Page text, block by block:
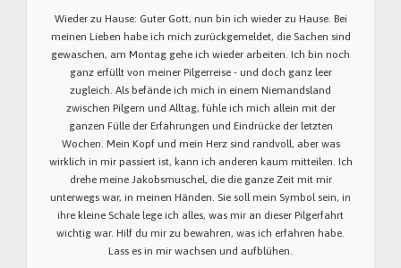
Wieder zu Hause: Guter Gott, nun bin ich wieder zu Hause. Bei
meinen Lieben habe ich mich zurückgemeldet, die Sachen sind
gewaschen, am Montag gehe ich wieder arbeiten. Ich bin noch
ganz erfüllt von meiner Pilgerreise - und doch ganz leer
zugleich. Als befände ich mich in einem Niemandsland
zwischen Pilgern und Alltag, fühle ich mich allein mit der
ganzen Fülle der Erfahrungen und Eindrücke der letzten
Wochen. Mein Kopf und mein Herz sind randvoll, aber was
wirklich in mir passiert ist, kann ich anderen kaum mitteilen. Ich
drehe meine Jakobsmuschel, die die ganze Zeit mit mir
unterwegs war, in meinen Händen. Sie soll mein Symbol sein, in
ihre kleine Schale lege ich alles, was mir an dieser Pilgerfahrt
wichtig war. Hilf du mir zu bewahren, was ich erfahren habe.
Lass es in mir wachsen und aufblühen.